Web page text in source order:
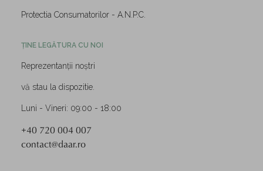
Protectia Consumatorilor - A.N.P.C.
ȚINE LEGĂTURA CU NOI
Reprezentanții noștri
vă stau la dispozitie.
Luni - Vineri: 09:00 - 18:00
+40 720 004 007
contact@daar.ro